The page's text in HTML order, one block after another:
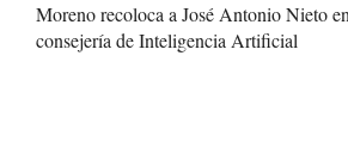
Moreno recoloca a José Antonio Nieto
consejería de Inteligencia Artificial